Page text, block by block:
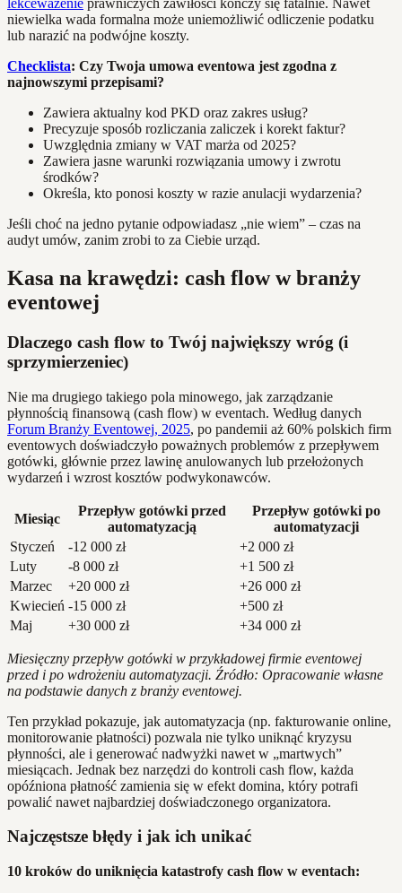
lekceważenie prawniczych zawiłości kończy się fatalnie. Nawet
niewielka wada formalna może uniemożliwić odliczenie podatku
lub narazić na podwójne koszty.
Checklista: Czy Twoja umowa eventowa jest zgodna z
najnowszymi przepisami?
Zawiera aktualny kod PKD oraz zakres usług?
Precyzuje sposób rozliczania zaliczek i korekt faktur?
Uwzględnia zmiany w VAT marża od 2025?
Zawiera jasne warunki rozwiązania umowy i zwrotu
środków?
Określa, kto ponosi koszty w razie anulacji wydarzenia?
Jeśli choć na jedno pytanie odpowiadasz „nie wiem” – czas na
audyt umów, zanim zrobi to za Ciebie urząd.
Kasa na krawędzi: cash flow w branży
eventowej
Dlaczego cash flow to Twój największy wróg (i
sprzymierzeniec)
Nie ma drugiego takiego pola minowego, jak zarządzanie
płynnością finansową (cash flow) w eventach. Według danych
Forum Branży Eventowej, 2025, po pandemii aż 60% polskich firm
eventowych doświadczyło poważnych problemów z przepływem
gotówki, głównie przez lawinę anulowanych lub przełożonych
wydarzeń i wzrost kosztów podwykonawców.
Miesiąc
Przepływ gotówki przed
automatyzacją
Przepływ gotówki po
automatyzacji
Styczeń
-12 000 zł
+2 000 zł
Luty
-8 000 zł
+1 500 zł
Marzec
+20 000 zł
+26 000 zł
Kwiecień -15 000 zł
+500 zł
Maj
+30 000 zł +34 000 zł
Miesięczny przepływ gotówki w przykładowej firmie eventowej
przed i po wdrożeniu automatyzacji. Źródło: Opracowanie własne
na podstawie danych z branży eventowej.
Ten przykład pokazuje, jak automatyzacja (np. fakturowanie online,
monitorowanie płatności) pozwala nie tylko uniknąć kryzysu
płynności, ale i generować nadwyżki nawet w „martwych”
miesiącach. Jednak bez narzędzi do kontroli cash flow, każda
opóźniona płatność zamienia się w efekt domina, który potrafi
powalić nawet najbardziej doświadczonego organizatora.
Najczęstsze błędy i jak ich unikać
10 kroków do uniknięcia katastrofy cash flow w eventach: